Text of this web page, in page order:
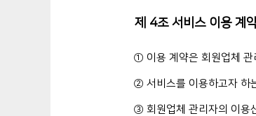
제 4조 서비스 이용 계
① 이용 계약은 회원업체 관
② 서비스를 이용하고자 하
③ 회원업체 관리자의 이용